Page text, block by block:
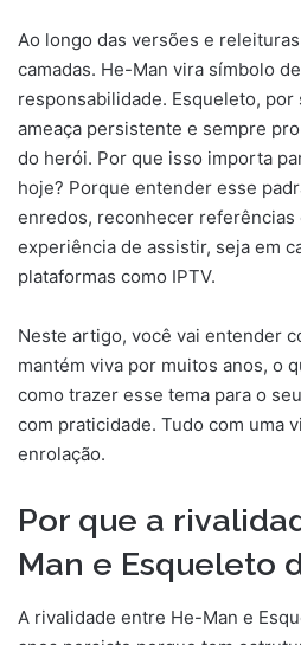
Ao longo das versões e
camadas. He-Man vira símbolo
responsabilidade. Esqueleto, por
ameaça persistente e sempre
do herói. Por que isso importa
hoje? Porque entender esse
enredos, reconhecer referências
experiência de assistir, seja em
plataformas como IPTV.
Neste artigo, você vai entender
mantém viva por muitos anos, o
como trazer esse tema para o
com praticidade. Tudo com uma
enrolação.
Por que a
Man e Esqueleto
A rivalidade entre He-Man e